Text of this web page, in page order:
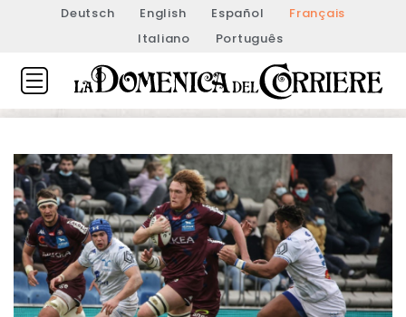
Deutsch English Español
Français
Italiano
Português